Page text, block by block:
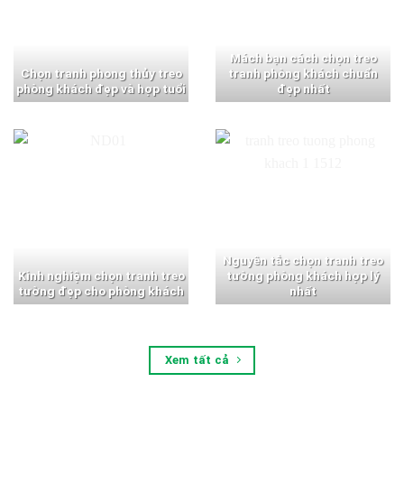
Chọn tranh phong thủy treo
phòng khách đẹp và hợp tuổi
Mách bạn cách chọn treo
tranh phòng khách chuẩn
đẹp nhất
Kinh nghiệm chọn tranh treo
tường đẹp cho phòng khách
Nguyên tắc chọn tranh treo
tường phòng khách hợp lý
nhất
Xem tất cả